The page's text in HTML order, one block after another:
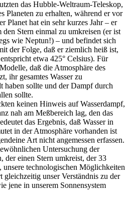
das Hubble-Weltraum-Teleskop,
Planeten zu erhalten, während er vor
Planet hat ein sehr kurzes Jahr – er
Stern einmal zu umkreisen (er ist
wie Neptun!) – und befindet sich
der Folge, daß er ziemlich heiß ist,
etwa 425° Celsius). Für
daß die Atmosphäre des
ihr gesamtes Wasser zu
haben sollte und der Dampf durch
sollte.
keinen Hinweis auf Wasserdampf,
nah am Meßbereich lag, den das
das Ergebnis, daß Wasser in
in der Atmosphäre vorhanden ist
Art nicht angemessen erfassen.
Untersuchung der
der einen Stern umkreist, der 33
technologischen Möglichkeiten
gleichzeitig unser Verständnis zu der
jene in unserem Sonnensystem